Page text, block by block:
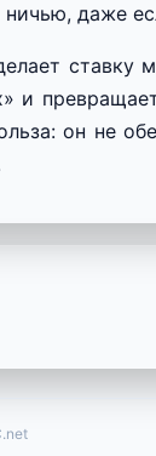
даже
ставку
и
он не